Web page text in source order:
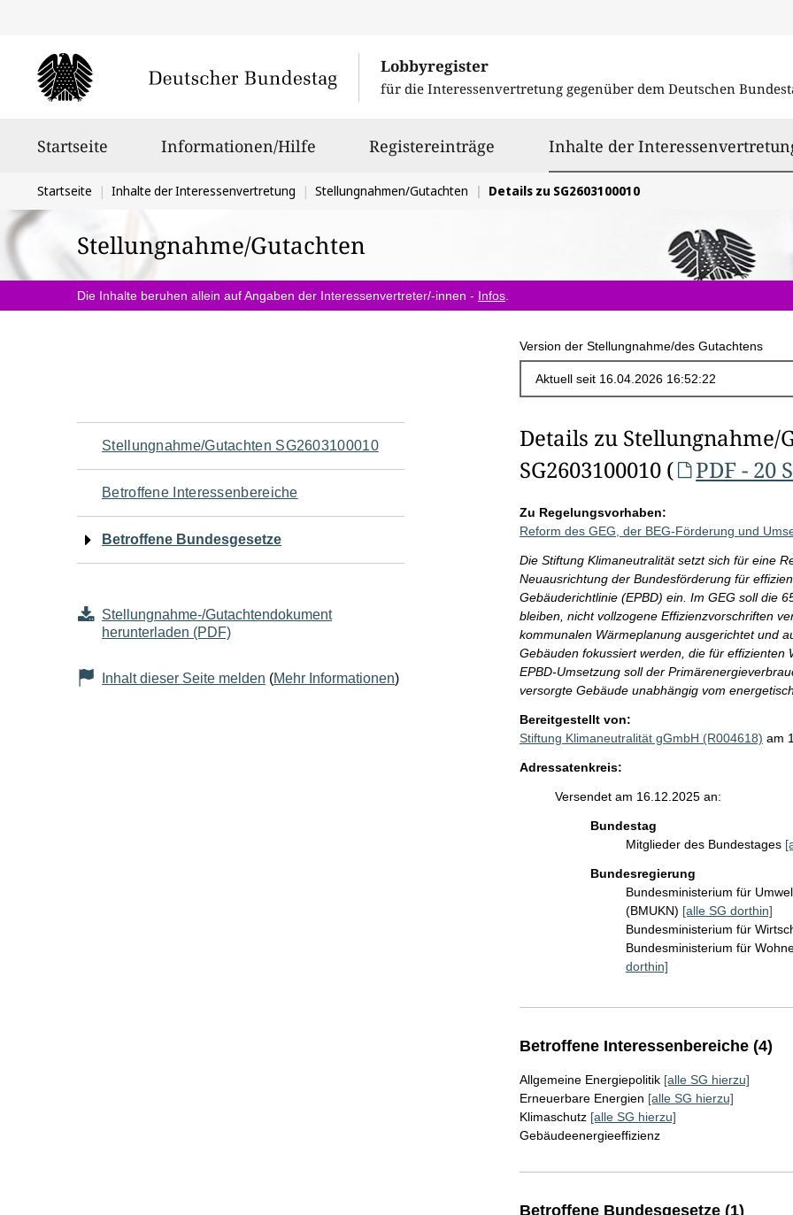
Lobbyregister
für die Interessenvertretung gegenüber dem Deutschen
Startseite Informationen/Hilfe Registereinträge Inhalte der
Sie
befinden
sich
hier:
Startseite Inhalte der Interessenvertretung Stellungnahmen/Gutachten Details zu SG2603100010
Stellungnahme/Gutachten
Die Inhalte beruhen allein auf Angaben der Interessenvertreter/-innen - Infos
Version der Stellungnahme/des Gutachtens
Navigation
für
den
Seiteninhalt
Stellungnahme/Gutachten SG2603100010
Betroffene Interessenbereiche
Betroffene Bundesgesetze
Stellungnahme-/Gutachtendokument
herunterladen (PDF)
Inhalt dieser Seite melden (Mehr Informationen)
Details zu Stellungnahme/
SG2603100010 (
PDF - 20
Zu Regelungsvorhaben:
Reform des GEG, der BEG-Förderung und
Die Stiftung Klimaneutralität setzt sich für eine
Neuausrichtung der Bundesförderung für
Gebäuderichtlinie (EPBD) ein. Im GEG soll die
bleiben, nicht vollzogene Effizienzvorschriften
kommunalen Wärmeplanung ausgerichtet und
Gebäuden fokussiert werden, die für
EPBD-Umsetzung soll der
versorgte Gebäude unabhängig vom
Bereitgestellt von:
Stiftung Klimaneutralität gGmbH (R004618) am
Adressatenkreis:
Versendet am 16.12.2025 an:
Bundestag
Mitglieder des Bundestages
Bundesregierung
Bundesministerium für
(BMUKN) [alle SG dorthin]
Bundesministerium für
Bundesministerium für
dorthin]
Betroffene Interessenbereiche (4)
Allgemeine Energiepolitik [alle SG hierzu]
Erneuerbare Energien [alle SG hierzu]
Klimaschutz [alle SG hierzu]
Gebäudeenergieeffizienz
Betroffene Bundesgesetze (1)